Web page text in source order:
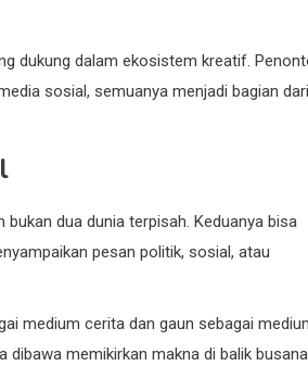
dukung dalam ekosistem kreatif.
sosial, semuanya menjadi bagian dari
dua dunia terpisah. Keduanya bisa
pesan politik, sosial, atau
medium cerita dan gaun sebagai
dibawa memikirkan makna di balik busana